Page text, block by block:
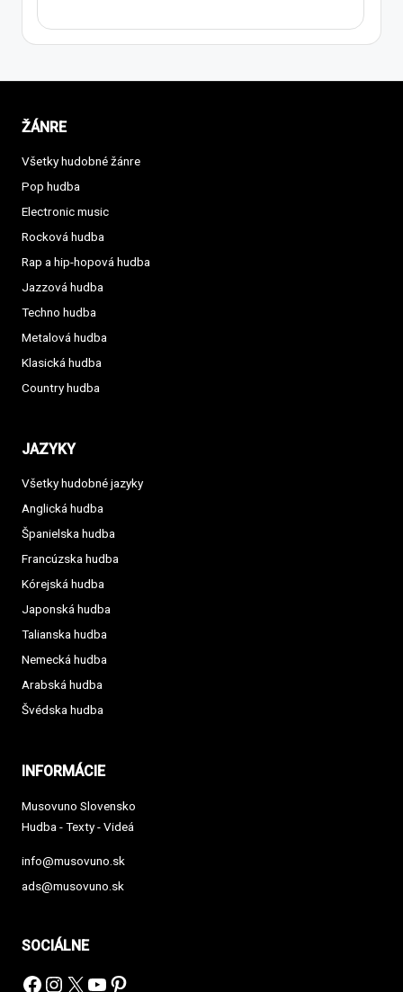
ŽÁNRE
Všetky hudobné žánre
Pop hudba
Electronic music
Rocková hudba
Rap a hip-hopová hudba
Jazzová hudba
Techno hudba
Metalová hudba
Klasická hudba
Country hudba
JAZYKY
Všetky hudobné jazyky
Anglická hudba
Španielska hudba
Francúzska hudba
Kórejská hudba
Japonská hudba
Talianska hudba
Nemecká hudba
Arabská hudba
Švédska hudba
INFORMÁCIE
Musovuno Slovensko
Hudba - Texty - Videá
info@musovuno.sk
ads@musovuno.sk
SOCIÁLNE
Facebook
Instagram
X YouTube
Pinterest